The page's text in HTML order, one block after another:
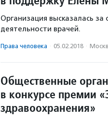
Организация высказалась
деятельности врачей.
Права человека · 05.02.2018 ·
Общественные
в конкурсе премии
здравоохранения»